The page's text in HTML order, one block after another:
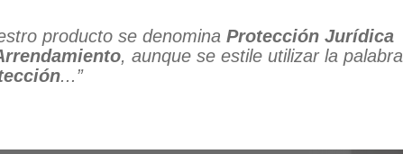
producto se denomina Protección Jurídica
, aunque se estile utilizar la palabra
...”